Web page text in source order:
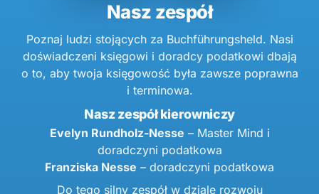
Nasz zespół
Poznaj ludzi stojących za Buchführungsheld. Nasi
doświadczeni księgowi i doradcy podatkowi dbają
o to, aby twoja księgowość była zawsze poprawna
i terminowa.
Nasz zespół kierowniczy
Evelyn Rundholz-Nesse – Master Mind i
doradczyni podatkowa
Franziska Nesse – doradczyni podatkowa
Do tego silny zespół w dziale rozwoju